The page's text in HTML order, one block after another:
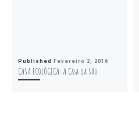
Published Fevereiro 2, 2016
CASA ECOLÓGICA: A Casa da São